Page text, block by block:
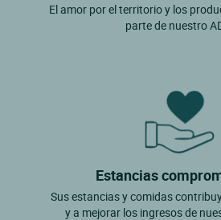
El amor por el territorio y los
parte de nuestro
Estancias
Sus estancias y comidas
y a mejorar los ingresos de